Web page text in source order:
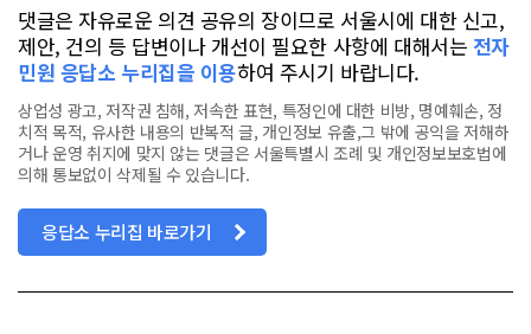
댓글은 자유로운 의견 공유의 장이므로 서울시에 대한 신고,
제안, 건의 등 답변이나 개선이 필요한 사항에 대해서는 전자
민원 응답소 누리집을 이용하여 주시기 바랍니다.
상업성 광고, 저작권 침해, 저속한 표현, 특정인에 대한 비방, 명예훼손, 정
치적 목적, 유사한 내용의 반복적 글, 개인정보 유출,그 밖에 공익을 저해하
거나 운영 취지에 맞지 않는 댓글은 서울특별시 조례 및 개인정보보호법에
의해 통보없이 삭제될 수 있습니다.
응답소 누리집 바로가기